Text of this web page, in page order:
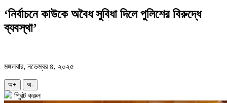
‘নির্বাচনে কাউকে অবৈধ সুবিধা দিলে পুলিশের বিরুদ্ধে
ব্যবস্থা’
মঙ্গলবার, নভেম্বর ৪, ২০২৫
অ+ অ-
প্রিন্ট করুন